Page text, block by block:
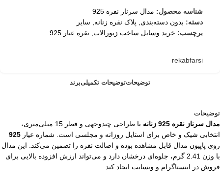
شناسه محصول: مدال سرناز نقره 925
دسته: بدون دسته‌بندی, پلاک نقره زنانه, سایر
برچسب: خرید وسایل ساخت زیورالات, نقره عیار 925
rekabfarsi
توضیحاتتوضیحات تکمیلیبرند
توضیحات
مدال سرناز نقره 925 زنانه
با طراحی چندوجهی و قطر 15 میلی‌متری،
انتخابی شیک و خاص برای استایل روزانه و مجلسی است. شماره عیار 925
روی پاپیون مدال قابل مشاهده بوده و اصالت نقره را تضمین می‌کند. این مدال
با وزن 2.41 گرم، جلوه‌ای درخشان دارد و می‌تواند ارزش افزوده بالایی برای
فروش در اینستاگرام و وبسایت ایجاد کند.